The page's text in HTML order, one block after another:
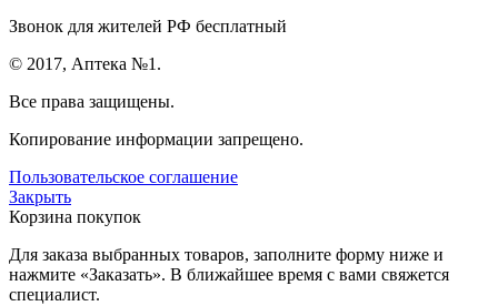
Звонок для жителей РФ бесплатный
© 2017, Аптека №1.
Все права защищены.
Копирование информации запрещено.
Пользовательское соглашение
Закрыть
Корзина покупок
Для заказа выбранных товаров, заполните форму ниже и
нажмите «Заказать». В ближайшее время с вами свяжется
специалист.